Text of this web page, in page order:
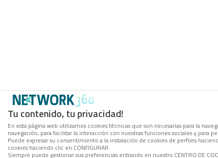
Tu contenido, tu privacidad!
En esta página web utilizamos cookies técnicas que son necesarias para la
navegación, para facilitar la interacción con nuestras funciones sociales y
Puede expresar su consentimiento a la instalación de cookies de perfiles
cookies haciendo clic en CONFIGURAR.
Siempre puede gestionar sus preferencias entrando en nuestro CENTRO DE